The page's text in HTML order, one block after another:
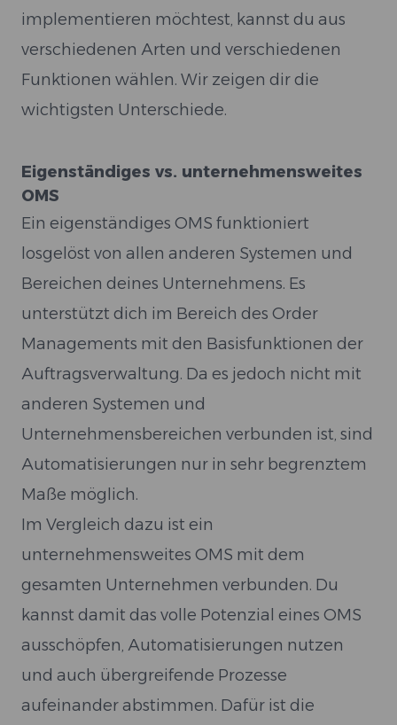
implementieren möchtest, kannst du aus
verschiedenen Arten und verschiedenen
Funktionen wählen. Wir zeigen dir die
wichtigsten Unterschiede.
Eigenständiges vs. unternehmensweites
OMS
Ein eigenständiges OMS funktioniert
losgelöst von allen anderen Systemen und
Bereichen deines Unternehmens. Es
unterstützt dich im Bereich des Order
Managements mit den Basisfunktionen der
Auftragsverwaltung. Da es jedoch nicht mit
anderen Systemen und
Unternehmensbereichen verbunden ist, sind
Automatisierungen nur in sehr begrenztem
Maße möglich.
Im Vergleich dazu ist ein
unternehmensweites OMS mit dem
gesamten Unternehmen verbunden. Du
kannst damit das volle Potenzial eines OMS
ausschöpfen, Automatisierungen nutzen
und auch übergreifende Prozesse
aufeinander abstimmen. Dafür ist die